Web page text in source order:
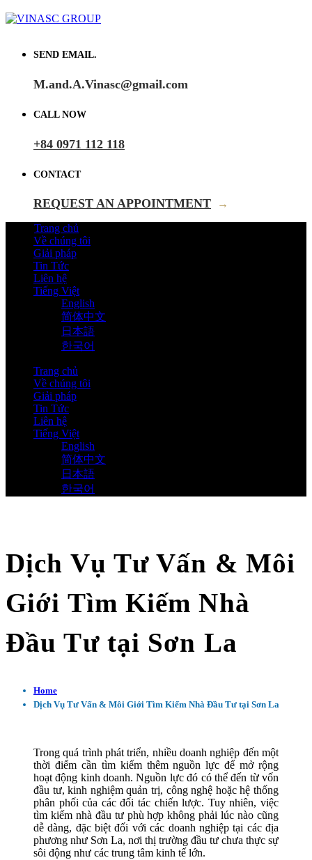
SEND EMAIL.
M.and.A.Vinasc@gmail.com
CALL NOW
+84 0971 112 118
CONTACT
REQUEST AN APPOINTMENT →
Trang chủ
Về chúng tôi
Giải pháp
Tin Tức
Liên hệ
Tiếng Việt
English
简体中文
日本語
한국어
Trang chủ
Về chúng tôi
Giải pháp
Tin Tức
Liên hệ
Tiếng Việt
English
简体中文
日本語
한국어
Dịch Vụ Tư Vấn & Môi
Giới Tìm Kiếm Nhà
Đầu Tư tại Sơn La
Home
Dịch Vụ Tư Vấn & Môi Giới Tìm Kiếm Nhà Đầu Tư tại Sơn La
Trong quá trình phát triển, nhiều doanh nghiệp đến một
thời điểm cần tìm kiếm thêm nguồn lực để mở rộng
hoạt động kinh doanh. Nguồn lực đó có thể đến từ vốn
đầu tư, kinh nghiệm quản trị, công nghệ hoặc hệ thống
phân phối của các đối tác chiến lược. Tuy nhiên, việc
tìm kiếm nhà đầu tư phù hợp không phải lúc nào cũng
dễ dàng, đặc biệt đối với các doanh nghiệp tại các địa
phương như Sơn La, nơi thị trường đầu tư chưa thực sự
sôi động như các trung tâm kinh tế lớn.